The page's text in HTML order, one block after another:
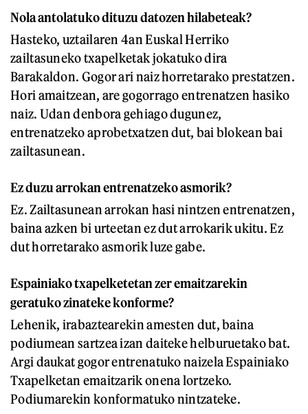
Nola antolatuko dituzu datozen hilabeteak?
Hasteko, uztailaren 4an Euskal Herriko
zailtasuneko txapelketak jokatuko dira
Barakaldon. Gogor ari naiz horretarako prestatzen.
Hori amaitzean, are gogorrago entrenatzen hasiko
naiz. Udan denbora gehiago dugunez,
entrenatzeko aprobetxatzen dut, bai blokean bai
zailtasunean.
Ez duzu arrokan entrenatzeko asmorik?
Ez. Zailtasunean arrokan hasi nintzen entrenatzen,
baina azken bi urteetan ez dut arrokarik ukitu. Ez
dut horretarako asmorik luze gabe.
Espainiako txapelketetan zer emaitzarekin
geratuko zinateke konforme?
Lehenik, irabaztearekin amesten dut, baina
podiumean sartzea izan daiteke helburuetako bat.
Argi daukat gogor entrenatuko naizela Espainiako
Txapelketan emaitzarik onena lortzeko.
Podiumarekin konformatuko nintzateke.